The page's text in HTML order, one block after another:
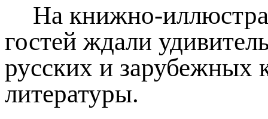
На книжно-
гостей ждали
русских и зарубежных
литературы.